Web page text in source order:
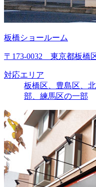
板橋ショールーム
〒173-0032 東京都板橋
対応エリア
板橋区、豊島区、
部、練馬区の一部